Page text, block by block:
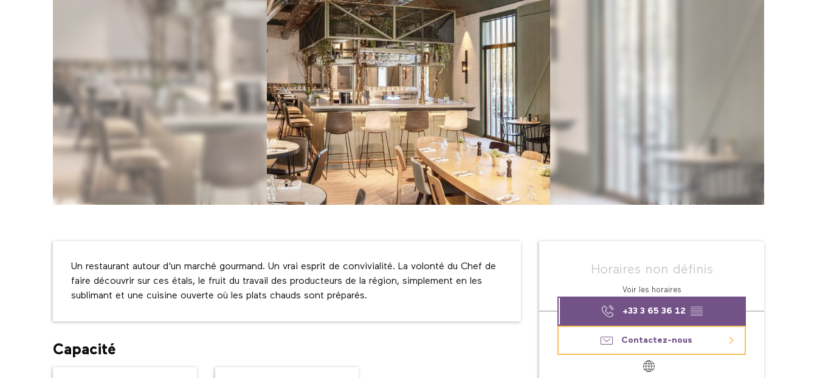
Ouverture et
Horaires non définis
Voir les horaires
+33 3 65 36 12 ▒▒
Contactez-nous
Description
Un restaurant autour d'un marché gourmand. Un vrai esprit de convivialité. La volonté du Chef de
faire découvrir sur ces étals, le fruit du travail des producteurs de la région, simplement en les
sublimant et une cuisine ouverte où les plats chauds sont préparés.
Capacité